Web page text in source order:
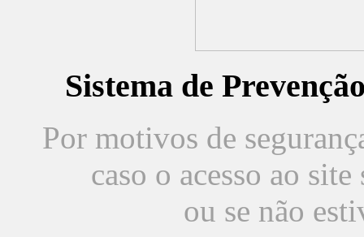
Sistema de
Por motivos de
caso o acesso ao
ou se não